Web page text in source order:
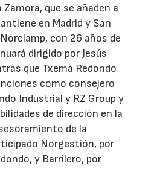
que se añaden a
en Madrid y San
con 26 años de
dirigido por Jesús
que Txema Redondo
como consejero
Industrial y RZ Group y
de dirección en la
de la
Norgestión, por
y Barrilero, por